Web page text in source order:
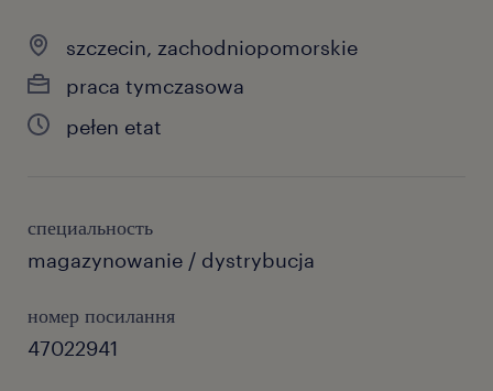
szczecin, zachodniopomorskie
praca tymczasowa
pełen etat
специальность
magazynowanie / dystrybucja
номер посилання
47022941